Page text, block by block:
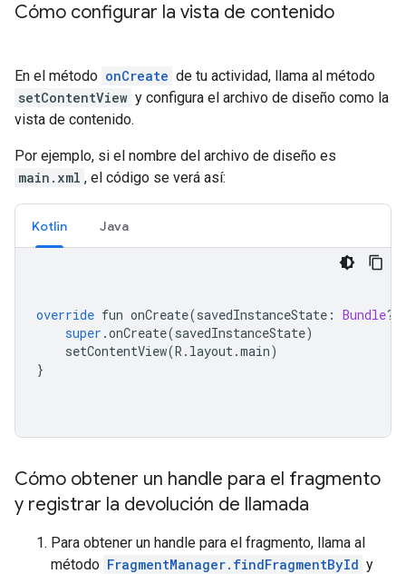
Cómo configurar la vista de contenido
En el método onCreate de tu actividad, llama al método
setContentView y configura el archivo de diseño como la
vista de contenido.
Por ejemplo, si el nombre del archivo de diseño es
main.xml , el código se verá así:
Kotlin Java
override fun onCreate(savedInstanceState : Bundle?)
super .onCreate(savedInstanceState)
setContentView(R . layout.main)
}
Cómo obtener un handle para el fragmento
y registrar la devolución de llamada
Para obtener un handle para el fragmento, llama al
método FragmentManager.findFragmentById y